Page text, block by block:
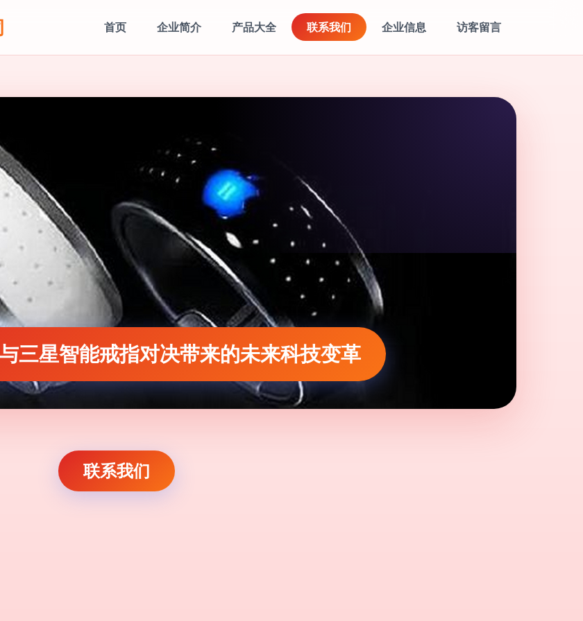
首页 企业简介 产品大全 联系我们 企业信息 访客留言
三星智能戒指对决带来的未来科技变革
联系我们